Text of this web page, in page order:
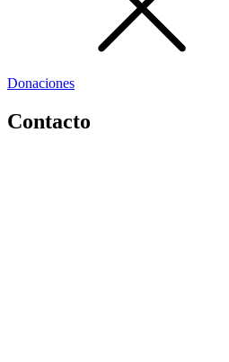
Donaciones
Contacto